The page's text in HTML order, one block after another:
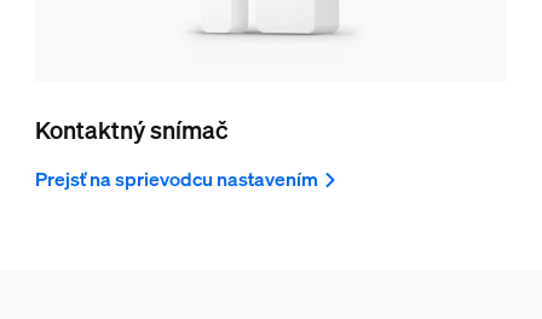
Kontaktný snímač
Prejsť na sprievodcu nastavením